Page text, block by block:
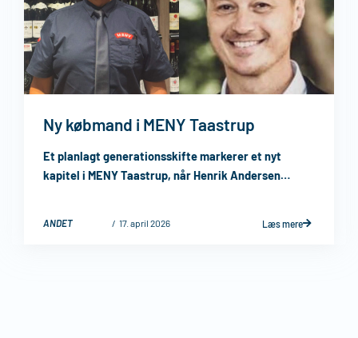
ANDET
Ny købmand i MENY Taastrup
17. april 2026
Et planlagt generationsskifte markerer et nyt
kapitel i MENY Taastrup, når Henrik Andersen
Læs mere